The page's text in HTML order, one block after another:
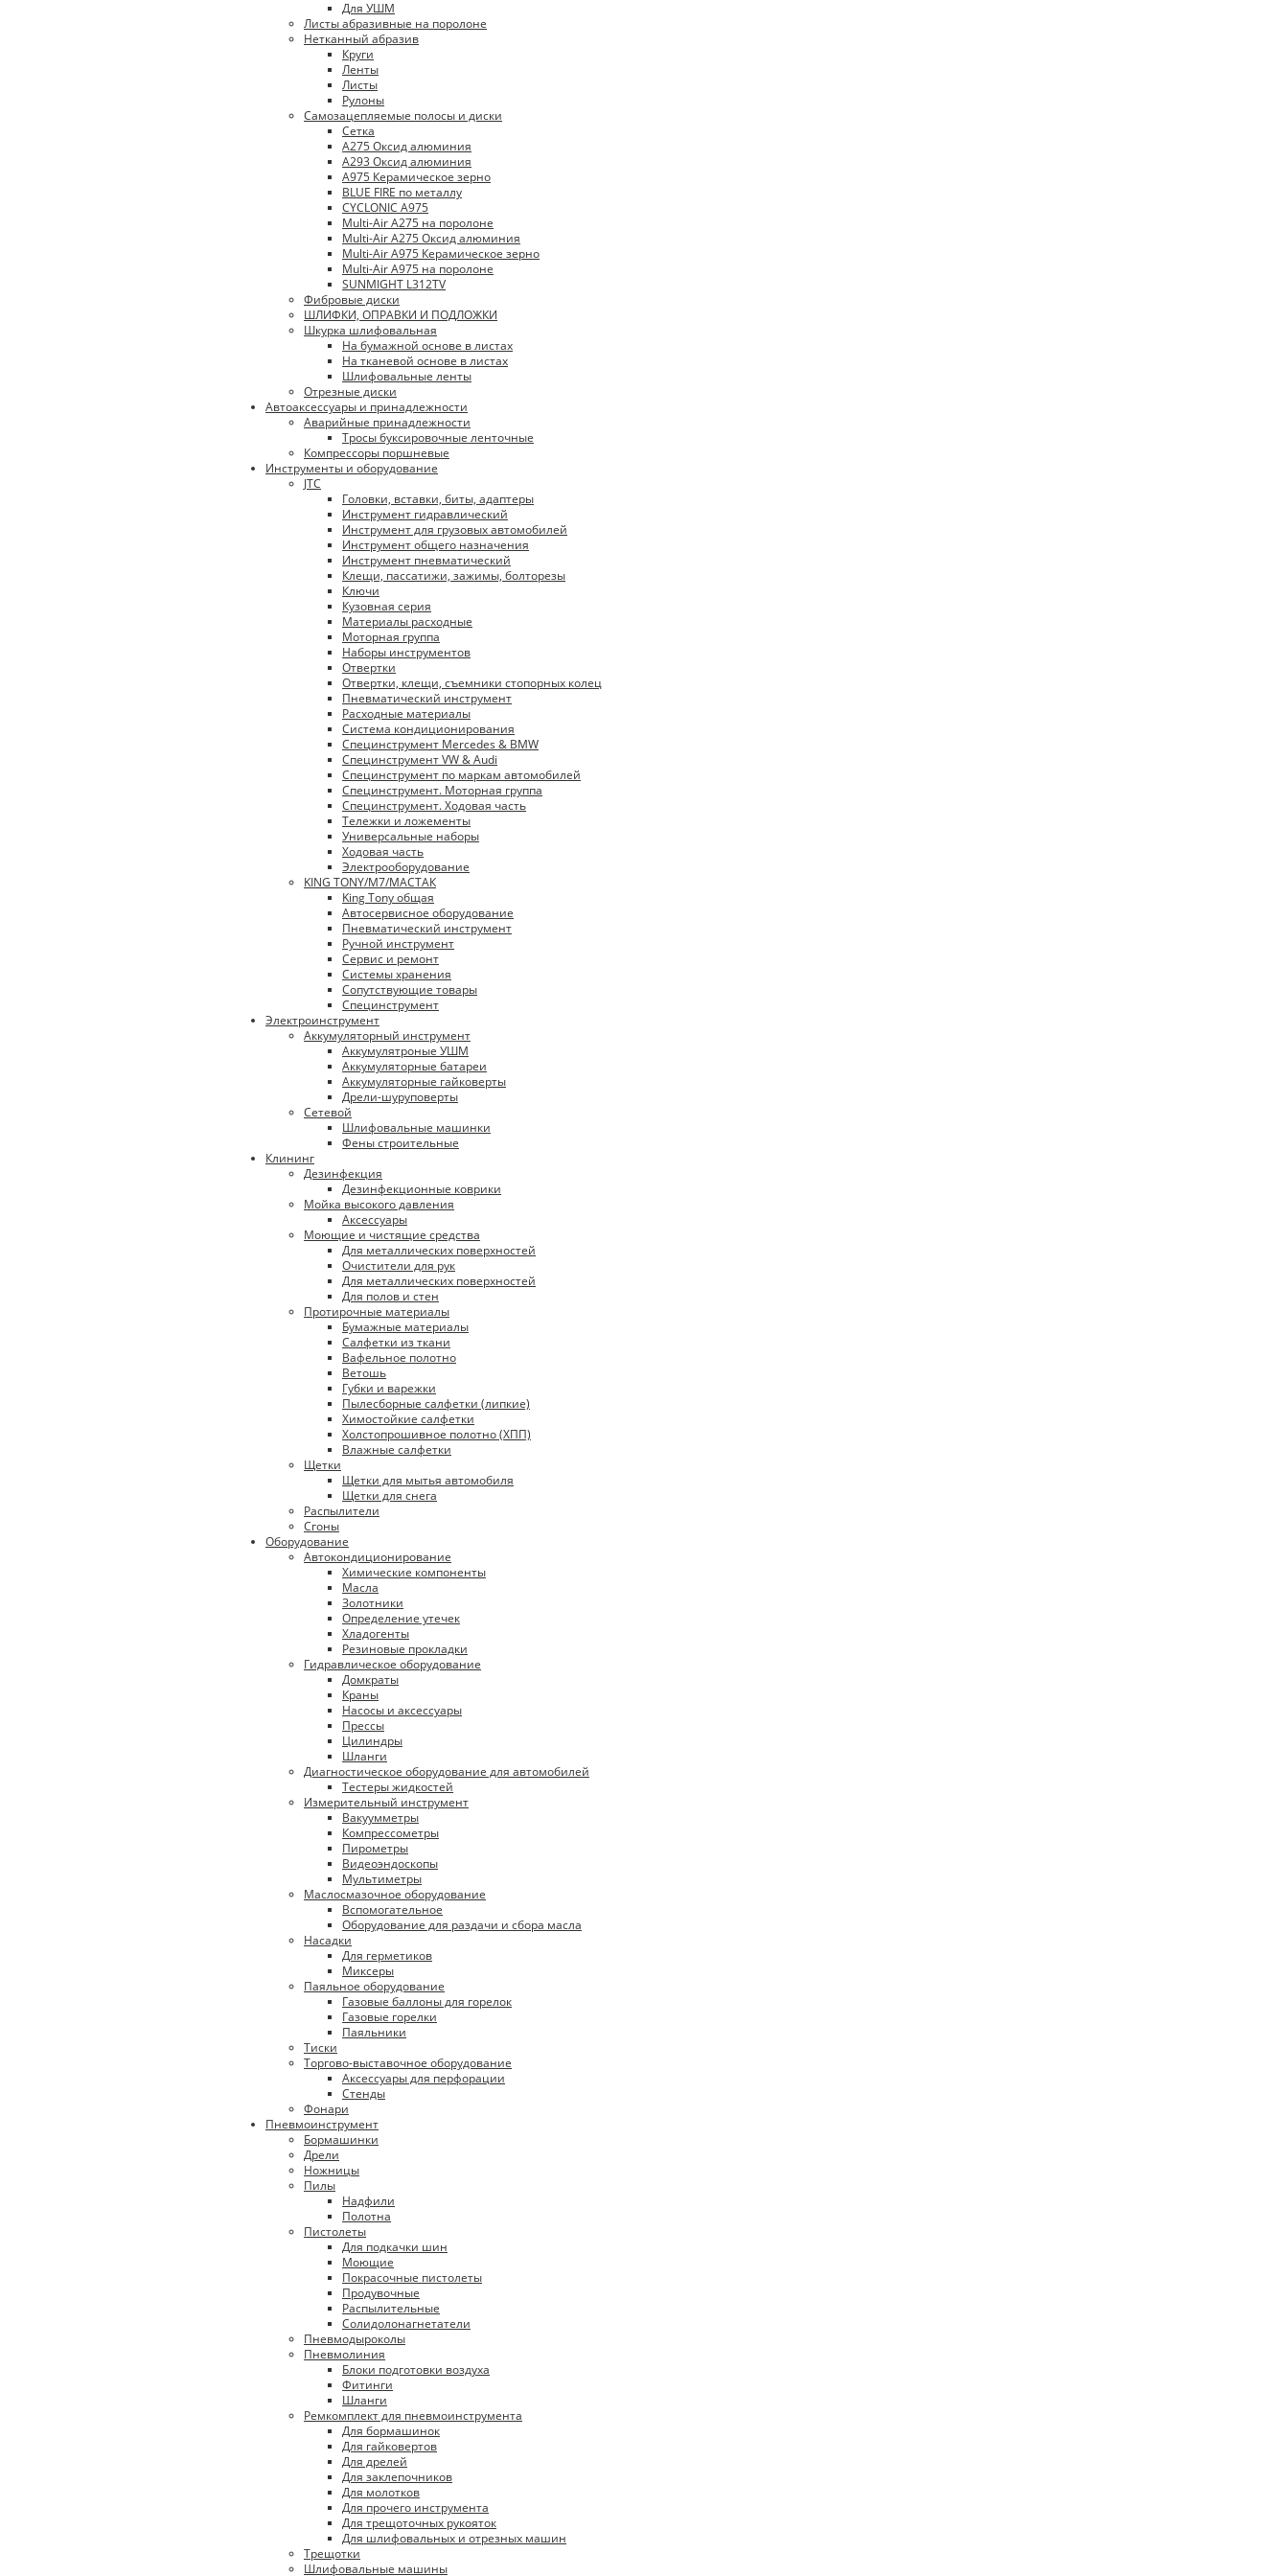
Для УШМ
Листы абразивные на поролоне
Нетканный абразив
Круги
Ленты
Листы
Рулоны
Самозацепляемые полосы и диски
Сетка
A275 Оксид алюминия
A293 Оксид алюминия
A975 Керамическое зерно
BLUE FIRE по металлу
CYCLONIC A975
Multi-Air A275 на поролоне
Multi-Air A275 Оксид алюминия
Multi-Air A975 Керамическое зерно
Multi-Air A975 на поролоне
SUNMIGHT L312TV
Фибровые диски
ШЛИФКИ, ОПРАВКИ И ПОДЛОЖКИ
Шкурка шлифовальная
На бумажной основе в листах
На тканевой основе в листах
Шлифовальные ленты
Отрезные диски
Автоаксессуары и принадлежности
Аварийные принадлежности
Тросы буксировочные ленточные
Компрессоры поршневые
Инструменты и оборудование
JTC
Головки, вставки, биты, адаптеры
Инструмент гидравлический
Инструмент для грузовых автомобилей
Инструмент общего назначения
Инструмент пневматический
Клещи, пассатижи, зажимы, болторезы
Ключи
Кузовная серия
Материалы расходные
Моторная группа
Наборы инструментов
Отвертки
Отвертки, клещи, съемники стопорных колец
Пневматический инструмент
Расходные материалы
Система кондиционирования
Специнструмент Mercedes & BMW
Специнструмент VW & Audi
Специнструмент по маркам автомобилей
Специнструмент. Моторная группа
Специнструмент. Ходовая часть
Тележки и ложементы
Универсальные наборы
Ходовая часть
Электрооборудование
KING TONY/М7/МАСТАК
King Tony общая
Автосервисное оборудование
Пневматический инструмент
Ручной инструмент
Сервис и ремонт
Системы хранения
Сопутствующие товары
Специнструмент
Электроинструмент
Аккумуляторный инструмент
Аккумулятроные УШМ
Аккумуляторные батареи
Аккумуляторные гайковерты
Дрели-шуруповерты
Сетевой
Шлифовальные машинки
Фены строительные
Клининг
Дезинфекция
Дезинфекционные коврики
Мойка высокого давления
Аксессуары
Моющие и чистящие средства
Для металлических поверхностей
Очистители для рук
Для металлических поверхностей
Для полов и стен
Протирочные материалы
Бумажные материалы
Салфетки из ткани
Вафельное полотно
Ветошь
Губки и варежки
Пылесборные салфетки (липкие)
Химостойкие салфетки
Холстопрошивное полотно (ХПП)
Влажные салфетки
Щетки
Щетки для мытья автомобиля
Щетки для снега
Распылители
Сгоны
Оборудование
Автокондиционирование
Химические компоненты
Масла
Золотники
Определение утечек
Хладогенты
Резиновые прокладки
Гидравлическое оборудование
Домкраты
Краны
Насосы и аксессуары
Прессы
Цилиндры
Шланги
Диагностическое оборудование для автомобилей
Тестеры жидкостей
Измерительный инструмент
Вакуумметры
Компрессометры
Пирометры
Видеоэндоскопы
Мультиметры
Маслосмазочное оборудование
Вспомогательное
Оборудование для раздачи и сбора масла
Насадки
Для герметиков
Миксеры
Паяльное оборудование
Газовые баллоны для горелок
Газовые горелки
Паяльники
Тиски
Торгово-выставочное оборудование
Аксессуары для перфорации
Стенды
Фонари
Пневмоинструмент
Бормашинки
Дрели
Ножницы
Пилы
Надфили
Полотна
Пистолеты
Для подкачки шин
Моющие
Покрасочные пистолеты
Продувочные
Распылительные
Солидолонагнетатели
Пневмодыроколы
Пневмолиния
Блоки подготовки воздуха
Фитинги
Шланги
Ремкомплект для пневмоинструмента
Для бормашинок
Для гайковертов
Для дрелей
Для заклепочников
Для молотков
Для прочего инструмента
Для трещоточных рукояток
Для шлифовальных и отрезных машин
Трещотки
Шлифовальные машины